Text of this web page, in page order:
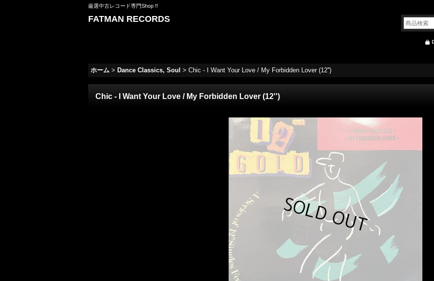
厳選中古レコード専門Shop !!
FATMAN RECORDS
ホーム > Dance Classics, Soul > Chic - I Want Your Love / My Forbidden Lover (12'')
Chic - I Want Your Love / My Forbidden Lover (12'')